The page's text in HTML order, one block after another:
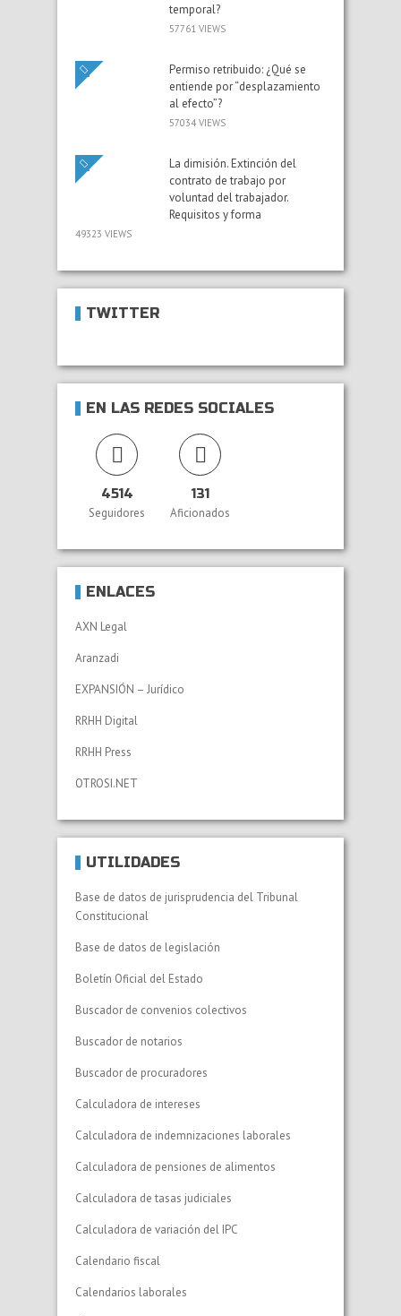
temporal?
57761 VIEWS
Permiso retribuido: ¿Qué se
entiende por “desplazamiento
al efecto”?
57034 VIEWS
La dimisión. Extinción del
contrato de trabajo por
voluntad del trabajador.
Requisitos y forma
49323 VIEWS
TWITTER
EN LAS REDES SOCIALES
4514
Seguidores
131
Aficionados
ENLACES
AXN Legal
Aranzadi
EXPANSIÓN – Jurídico
RRHH Digital
RRHH Press
OTROSI.NET
UTILIDADES
Base de datos de jurisprudencia del Tribunal
Constitucional
Base de datos de legislación
Boletín Oficial del Estado
Buscador de convenios colectivos
Buscador de notarios
Buscador de procuradores
Calculadora de intereses
Calculadora de indemnizaciones laborales
Calculadora de pensiones de alimentos
Calculadora de tasas judiciales
Calculadora de variación del IPC
Calendario fiscal
Calendarios laborales